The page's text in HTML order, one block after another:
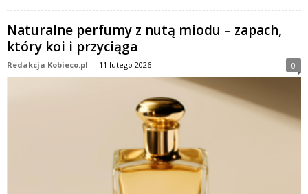
Naturalne perfumy z nutą miodu – zapach,
który koi i przyciąga
Redakcja Kobieco.pl - 11 lutego 2026 0